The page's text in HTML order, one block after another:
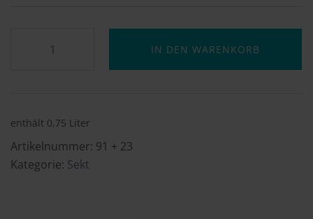
IN DEN WARENKORB
enthält 0,75 Liter
Artikelnummer: 91 + 23
Kategorie: Sekt